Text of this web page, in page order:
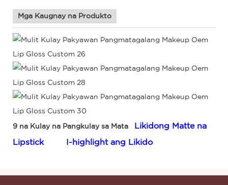
Mga Kaugnay na Produkto
9 na Kulay na Pangkulay sa Mata Likidong Matte na
Lipstick I-highlight ang Likido